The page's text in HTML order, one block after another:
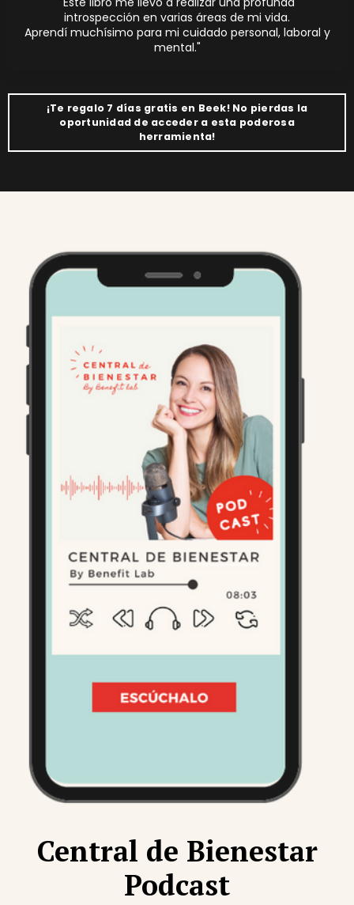
introspección en varias áreas de mi vida.
Aprendímuchísimo para mi cuidado personal, laboral y
mental."
¡Te regalo 7 días gratis en Beek! No pierdas la
oportunidad de acceder a esta poderosa
herramienta!
Central de Bienestar
Podcast